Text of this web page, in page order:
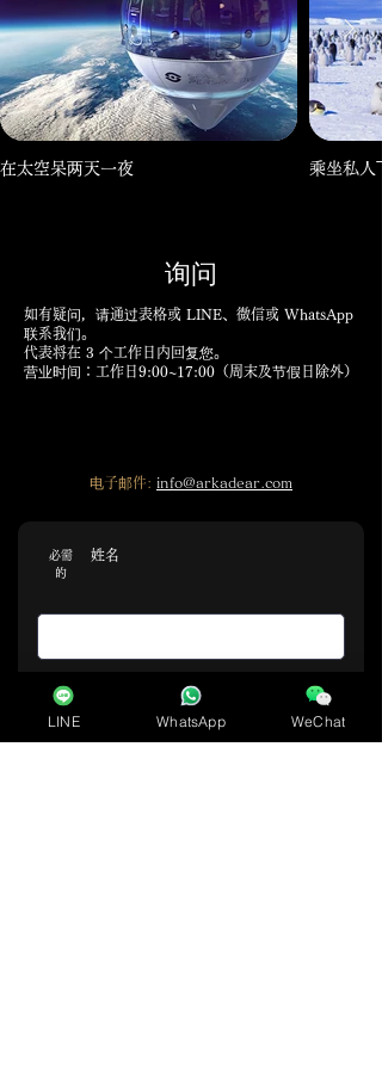
在太空呆两天一夜 乘坐私人
询问
如有疑问，请通过表格或 LINE、微信或 WhatsApp
联系我们。
代表将在 3 个工作日内回复您。
营业时间：工作日9:00~17:00（周末及节假日除外）
电子邮件: info@arkadear.com
必需
的
姓名
必需
的
LINE WhatsApp WeChat